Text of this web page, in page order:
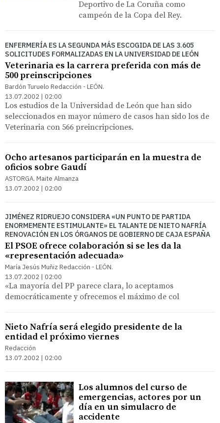
Deportivo de La Coruña como
campeón de la Copa del Rey.
ENFERMERÍA ES LA SEGUNDA MÁS ESCOGIDA DE LAS 3.605
SOLICITUDES FORMALIZADAS EN LA UNIVERSIDAD DE LEÓN
Veterinaria es la carrera preferida con más de
500 preinscripciones
Bardón Turuelo Redacción - LEÓN.
13.07.2002 | 02:00
Los estudios de la Universidad de León que han sido
seleccionados en mayor número de casos han sido los de
Veterinaria con 566 preincripciones.
Ocho artesanos participarán en la muestra de
oficios sobre Gaudí
ASTORGA. Maite Almanza
13.07.2002 | 02:00
JIMÉNEZ RIDRUEJO CONSIDERA «UN PUNTO DE PARTIDA
ENORMEMENTE ESTIMULANTE» EL TALANTE DE NIETO NAFRÍA
RENOVACIÓN EN LOS ÓRGANOS DE GOBIERNO DE CAJA ESPAÑA
El PSOE ofrece colaboración si se les da la
«representación adecuada»
María Jesús Muñiz Redacción - LEÓN.
13.07.2002 | 02:00
«La mayoría del PP parece clara, lo aceptamos
democráticamente y ofrecemos el máximo de col
Nieto Nafría será elegido presidente de la
entidad el próximo viernes
Redacción
13.07.2002 | 02:00
Los alumnos del curso de
emergencias, actores por un
día en un simulacro de
accidente